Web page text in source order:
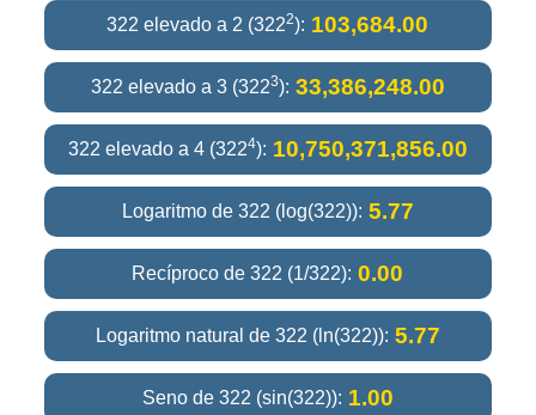
322 elevado a 2 (3222): 103,684.00
322 elevado a 3 (3223): 33,386,248.00
322 elevado a 4 (3224): 10,750,371,856.00
Logaritmo de 322 (log(322)): 5.77
Recíproco de 322 (1/322): 0.00
Logaritmo natural de 322 (ln(322)): 5.77
Seno de 322 (sin(322)): 1.00